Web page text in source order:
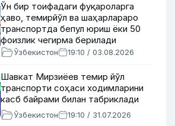
Ўн бир тоифадаги фуқароларга
ҳаво, темирйўл ва шаҳарлараро
транспортда бепул юриш ёки 50
фоизлик чегирма берилади
Ўзбекистон 19:10 / 03.08.2026
Шавкат Мирзиёев темир йўл
транспорти соҳаси ходимларини
касб байрами билан табриклади
Ўзбекистон 19:10 / 31.07.2026